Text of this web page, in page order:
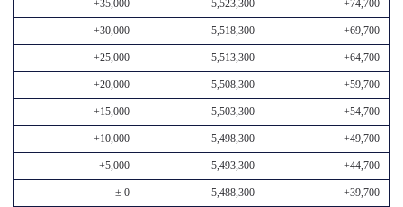
+35,000 5,523,300 +74,700
+30,000 5,518,300 +69,700
+25,000 5,513,300 +64,700
+20,000 5,508,300 +59,700
+15,000 5,503,300 +54,700
+10,000 5,498,300 +49,700
+5,000 5,493,300 +44,700
± 0 5,488,300 +39,700